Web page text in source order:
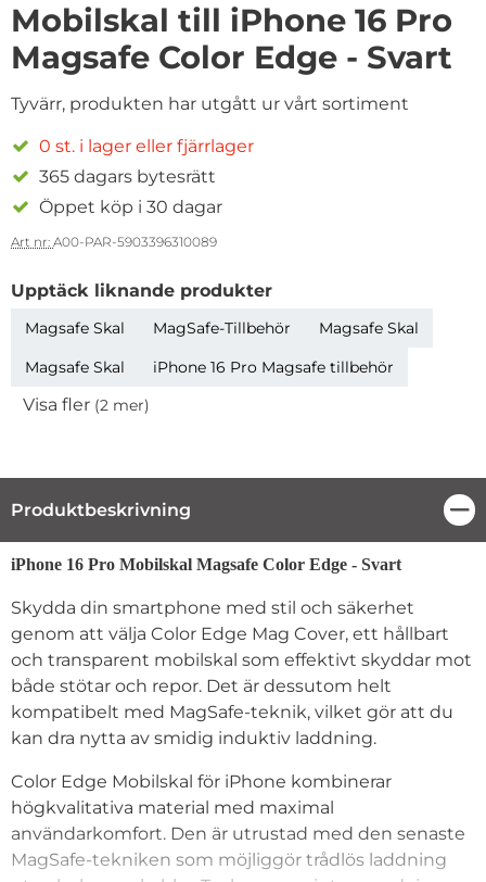
Mobilskal till iPhone 16 Pro
Magsafe Color Edge - Svart
Tyvärr, produkten har utgått ur vårt sortiment
0 st. i lager eller fjärrlager
365 dagars bytesrätt
Öppet köp i 30 dagar
Art nr: A00-PAR-5903396310089
Upptäck liknande produkter
Magsafe Skal MagSafe-Tillbehör
Magsafe Skal
Magsafe Skal
iPhone 16 Pro Magsafe tillbehör
Visa fler (2 mer)
Produktbeskrivning
Produktbeskrivning
iPhone 16 Pro Mobilskal Magsafe Color Edge - Svart
Skydda din smartphone med stil och säkerhet
genom att välja Color Edge Mag Cover, ett hållbart
och transparent mobilskal som effektivt skyddar mot
både stötar och repor. Det är dessutom helt
kompatibelt med MagSafe-teknik, vilket gör att du
kan dra nytta av smidig induktiv laddning.
Color Edge Mobilskal för iPhone kombinerar
högkvalitativa material med maximal
användarkomfort. Den är utrustad med den senaste
MagSafe-tekniken som möjliggör trådlös laddning